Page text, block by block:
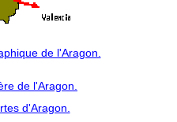
de l'Aragon.
de l'Aragon.
d'Aragon.